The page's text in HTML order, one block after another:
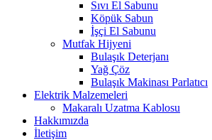
Sıvı El Sabunu
Köpük Sabun
İşçi El Sabunu
Mutfak Hijyeni
Bulaşık Deterjanı
Yağ Çöz
Bulaşık Makinası Parlatıcı
Elektrik Malzemeleri
Makaralı Uzatma Kablosu
Hakkımızda
İletişim